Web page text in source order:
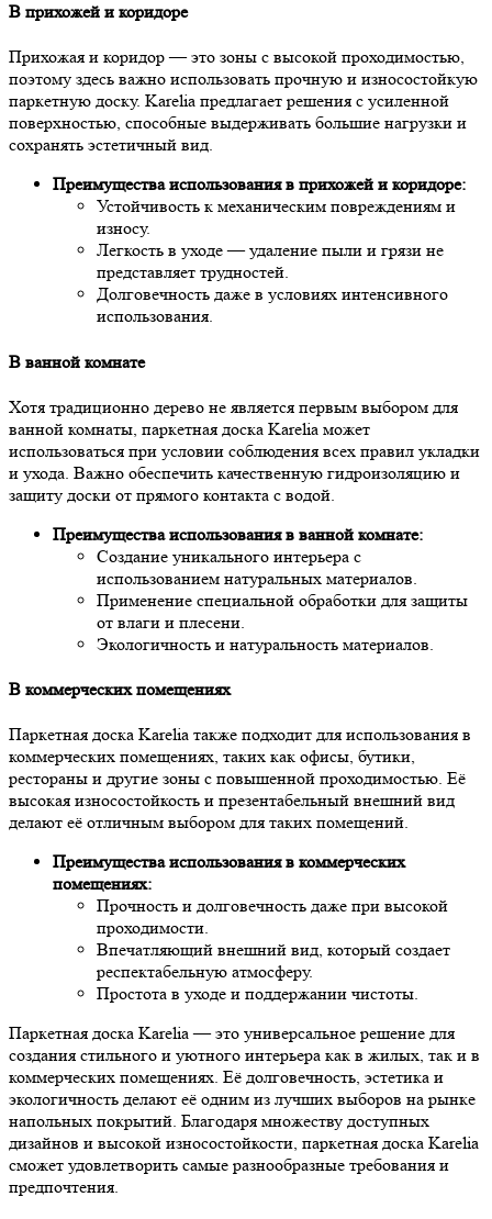
В прихожей и коридоре
Прихожая и коридор — это зоны с высокой проходимостью,
поэтому здесь важно использовать прочную и износостойкую
паркетную доску. Karelia предлагает решения с усиленной
поверхностью, способные выдерживать большие нагрузки и
сохранять эстетичный вид.
Преимущества использования в прихожей и коридоре:
Устойчивость к механическим повреждениям и
износу.
Легкость в уходе — удаление пыли и грязи не
представляет трудностей.
Долговечность даже в условиях интенсивного
использования.
В ванной комнате
Хотя традиционно дерево не является первым выбором для
ванной комнаты, паркетная доска Karelia может
использоваться при условии соблюдения всех правил укладки
и ухода. Важно обеспечить качественную гидроизоляцию и
защиту доски от прямого контакта с водой.
Преимущества использования в ванной комнате:
Создание уникального интерьера с
использованием натуральных материалов.
Применение специальной обработки для защиты
от влаги и плесени.
Экологичность и натуральность материалов.
В коммерческих помещениях
Паркетная доска Karelia также подходит для использования в
коммерческих помещениях, таких как офисы, бутики,
рестораны и другие зоны с повышенной проходимостью. Её
высокая износостойкость и презентабельный внешний вид
делают её отличным выбором для таких помещений.
Преимущества использования в коммерческих
помещениях:
Прочность и долговечность даже при высокой
проходимости.
Впечатляющий внешний вид, который создает
респектабельную атмосферу.
Простота в уходе и поддержании чистоты.
Паркетная доска Karelia — это универсальное решение для
создания стильного и уютного интерьера как в жилых, так и в
коммерческих помещениях. Её долговечность, эстетика и
экологичность делают её одним из лучших выборов на рынке
напольных покрытий. Благодаря множеству доступных
дизайнов и высокой износостойкости, паркетная доска Karelia
сможет удовлетворить самые разнообразные требования и
предпочтения.